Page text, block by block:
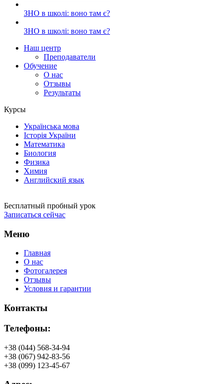
ЗНО в школі: воно там є?
ЗНО в школі: воно там є?
Наш центр
Преподаватели
Обучение
О нас
Отзывы
Результаты
Курсы
Українська мова
Історія України
Математика
Биология
Физика
Химия
Английский язык
Бесплатный пробный урок
Записаться сейчас
Меню
Главная
О нас
Фотогалерея
Отзывы
Условия и гарантии
Контакты
Телефоны:
+38 (044) 568-34-94
+38 (067) 942-83-56
+38 (099) 123-45-67